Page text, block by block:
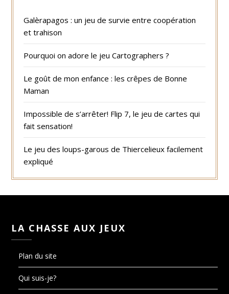
Galèrapagos : un jeu de survie entre coopération
et trahison
Pourquoi on adore le jeu Cartographers ?
Le goût de mon enfance : les crêpes de Bonne
Maman
Impossible de s’arrêter! Flip 7, le jeu de cartes qui
fait sensation!
Le jeu des loups-garous de Thiercelieux facilement
expliqué
LA CHASSE AUX JEUX
Plan du site
Qui suis-je?